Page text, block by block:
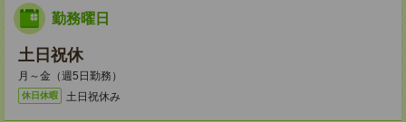
勤務曜日
土日祝休
月～金（週5日勤務）
休日休暇 土日祝休み